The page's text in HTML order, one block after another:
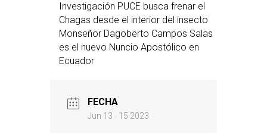
Investigación PUCE busca frenar el
Chagas desde el interior del insecto
Monseñor Dagoberto Campos Salas
es el nuevo Nuncio Apostólico en
Ecuador
FECHA
Jun 13 - 15 2023